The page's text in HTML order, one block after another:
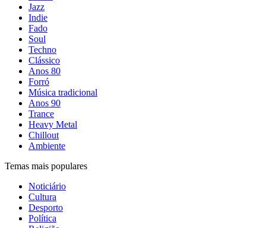
Jazz
Indie
Fado
Soul
Techno
Clássico
Anos 80
Forró
Música tradicional
Anos 90
Trance
Heavy Metal
Chillout
Ambiente
Temas mais populares
Noticiário
Cultura
Desporto
Política